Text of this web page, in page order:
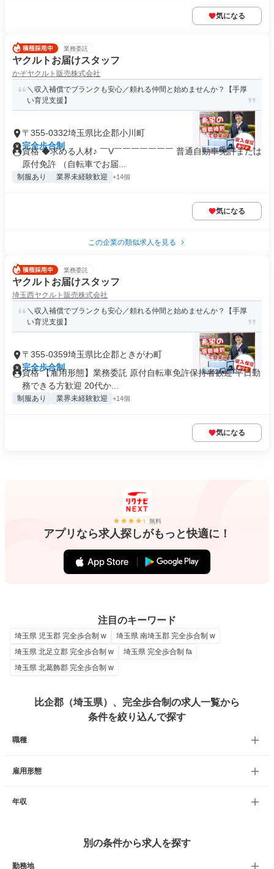
気になる
業務委託
ヤクルトお届けスタッフ
かぞヤクルト販売株式会社
＼収入補償でブランクも安心／頼れる仲間と始めませんか？【手厚
い育児支援】
〒355-0332埼玉県比企郡小川町
完全歩合制
資格 ◆求める人材♪ ￣V￣￣￣￣￣￣￣ 普通自動車免許または
原付免許 （自転車でお届...
制服あり 業界未経験歓迎 +14個
気になる
この企業の類似求人を見る
業務委託
ヤクルトお届けスタッフ
埼玉西ヤクルト販売株式会社
＼収入補償でブランクも安心／頼れる仲間と始めませんか？【手厚
い育児支援】
〒355-0359埼玉県比企郡ときがわ町
完全歩合制
資格 【雇用形態】業務委託 原付自転車免許保持者歓迎 平日勤
務できる方歓迎 20代か...
制服あり 業界未経験歓迎 +14個
気になる
無料
アプリなら求人探しがもっと快適に！
注目のキーワード
埼玉県 児玉郡 完全歩合制 w
埼玉県 南埼玉郡 完全歩合制 w
埼玉県 北足立郡 完全歩合制 w
埼玉県 完全歩合制 fa
埼玉県 北葛飾郡 完全歩合制 w
比企郡（埼玉県）、完全歩合制の求人一覧から
条件を絞り込んで探す
職種
雇用形態
年収
別の条件から求人を探す
勤務地